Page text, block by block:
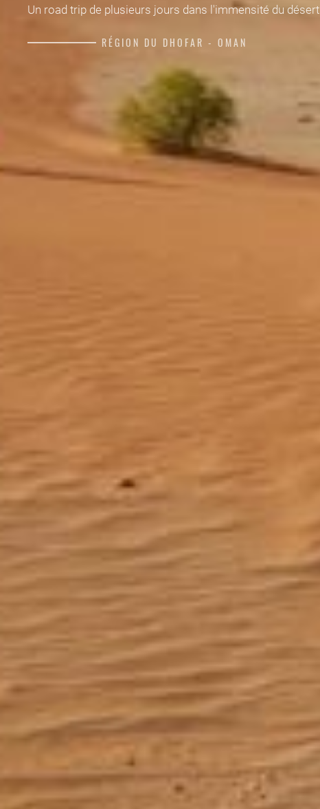
Un road trip de plusieurs jours dans l'immensité du désert
RÉGION DU DHOFAR - OMAN